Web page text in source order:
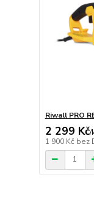
Riwall PRO
2 299 Kč/
1 900 Kč bez